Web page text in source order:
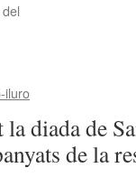
iluro
diada de
de la